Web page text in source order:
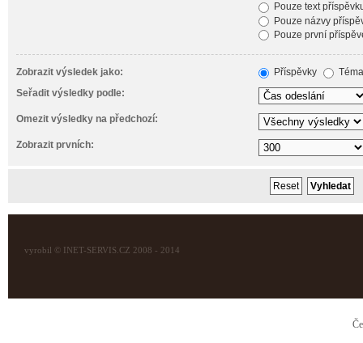
Pouze text
Pouze názvy
Pouze první
Zobrazit výsledek jako: Příspěvky
Seřadit výsledky podle:
Omezit výsledky na předchozí:
Zobrazit prvních:
vyrobil © INET-SERVIS.CZ 2008 - 2014